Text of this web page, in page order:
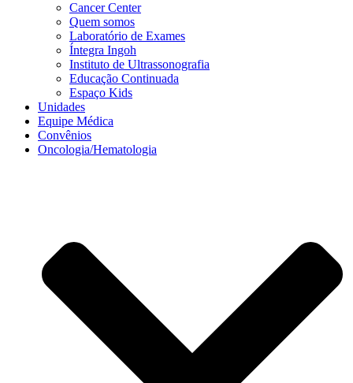
Cancer Center
Quem somos
Laboratório de Exames
Íntegra Ingoh
Instituto de Ultrassonografia
Educação Continuada
Espaço Kids
Unidades
Equipe Médica
Convênios
Oncologia/Hematologia